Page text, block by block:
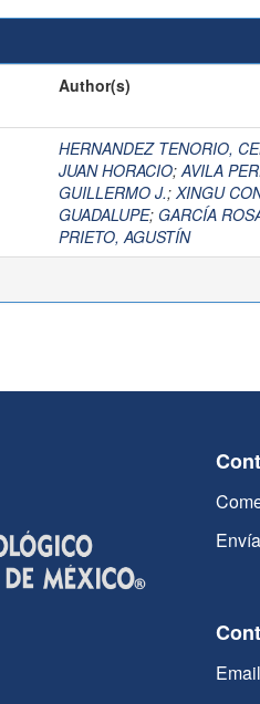
Author(s)
HERNANDEZ TENORIO,
JUAN HORACIO;AVILA
GUILLERMO J.; XINGU
GUADALUPE; GARCÍA
PRIETO, AGUSTÍN